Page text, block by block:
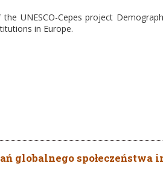
UNESCO-Cepes project
in Europe.
globalnego społeczeństwa